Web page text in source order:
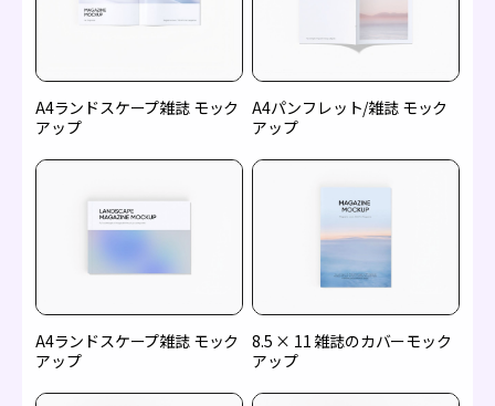
A4ランドスケープ雑誌 モック
アップ
A4パンフレット/雑誌 モック
アップ
A4ランドスケープ雑誌 モック
アップ
8.5 × 11 雑誌のカバーモック
アップ